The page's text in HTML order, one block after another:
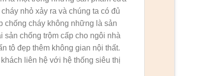
nhỏ xảy ra và chúng ta có đủ
chống cháy không những là sản
sản chống trộm cấp cho ngôi nhà
tô đẹp thêm không gian nội thất.
liên hệ với hệ thống siêu thị